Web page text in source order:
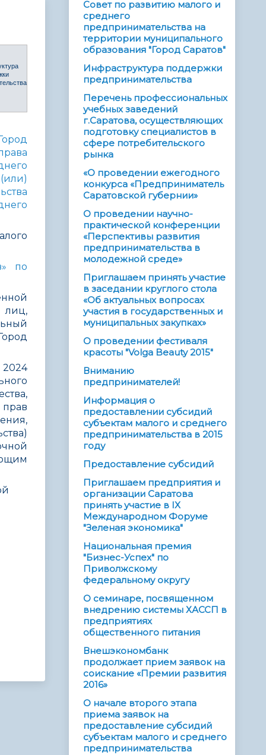
по
лиц,
2024
прав
Совет по развитию малого и
среднего
предпринимательства на
территории муниципального
образования "Город Саратов"
Инфраструктура поддержки
предпринимательства
Перечень профессиональных
учебных заведений
г.Саратова, осуществляющих
подготовку специалистов в
сфере потребительского
рынка
«О проведении ежегодного
конкурса «Предприниматель
Саратовской губернии»
О проведении научно-
практической конференции
«Перспективы развития
предпринимательства в
молодежной среде»
Приглашаем принять участие
в заседании круглого стола
«Об актуальных вопросах
участия в государственных и
муниципальных закупках»
О проведении фестиваля
красоты "Volga Beauty 2015"
Вниманию
предпринимателей!
Информация о
предоставлении субсидий
субъектам малого и среднего
предпринимательства в 2015
году
Предоставление субсидий
Приглашаем предприятия и
организации Саратова
принять участие в IX
Международном Форуме
"Зеленая экономика"
Национальная премия
"Бизнес-Успех" по
Приволжскому
федеральному округу
О семинаре, посвященном
внедрению системы ХАССП в
предприятиях
общественного питания
Внешэкономбанк
продолжает прием заявок на
соискание «Премии развития
2016»
О начале второго этапа
приема заявок на
предоставление субсидий
субъектам малого и среднего
предпринимательства